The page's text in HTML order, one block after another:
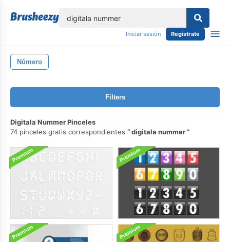
Iniciar sesión Regístrate
Número
Filters
Digitala Nummer Pinceles
74 pinceles gratis correspondientes
digitala nummer